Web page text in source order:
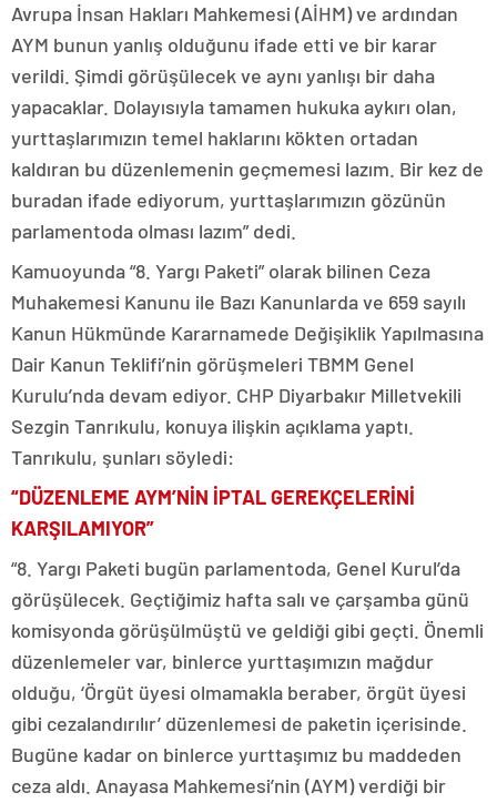
Avrupa İnsan Hakları Mahkemesi (AİHM) ve ardından
AYM bunun yanlış olduğunu ifade etti ve bir karar
verildi. Şimdi görüşülecek ve aynı yanlışı bir daha
yapacaklar. Dolayısıyla tamamen hukuka aykırı olan,
yurttaşlarımızın temel haklarını kökten ortadan
kaldıran bu düzenlemenin geçmemesi lazım. Bir kez de
buradan ifade ediyorum, yurttaşlarımızın gözünün
parlamentoda olması lazım” dedi.
Kamuoyunda “8. Yargı Paketi” olarak bilinen Ceza
Muhakemesi Kanunu ile Bazı Kanunlarda ve 659 sayılı
Kanun Hükmünde Kararnamede Değişiklik Yapılmasına
Dair Kanun Teklifi’nin görüşmeleri TBMM Genel
Kurulu’nda devam ediyor. CHP Diyarbakır Milletvekili
Sezgin Tanrıkulu, konuya ilişkin açıklama yaptı.
Tanrıkulu, şunları söyledi:
“DÜZENLEME AYM’NİN İPTAL GEREKÇELERİNİ
KARŞILAMIYOR”
“8. Yargı Paketi bugün parlamentoda, Genel Kurul’da
görüşülecek. Geçtiğimiz hafta salı ve çarşamba günü
komisyonda görüşülmüştü ve geldiği gibi geçti. Önemli
düzenlemeler var, binlerce yurttaşımızın mağdur
olduğu, ‘Örgüt üyesi olmamakla beraber, örgüt üyesi
gibi cezalandırılır’ düzenlemesi de paketin içerisinde.
Bugüne kadar on binlerce yurttaşımız bu maddeden
ceza aldı. Anayasa Mahkemesi’nin (AYM) verdiği bir